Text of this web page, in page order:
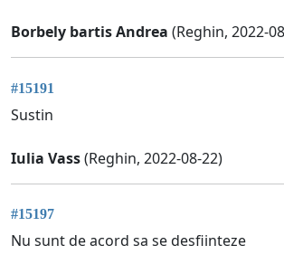
Borbely bartis Andrea (Reghin, 2022-
#15191
Sustin
Iulia Vass(Reghin, 2022-08-22)
#15197
Nu sunt de acord sa se desfiinteze